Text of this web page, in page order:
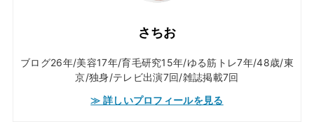
さちお
ブログ26年/美容17年/育毛研究15年/ゆる筋トレ7年/48歳/東
京/独身/テレビ出演7回/雑誌掲載7回
≫ 詳しいプロフィールを見る